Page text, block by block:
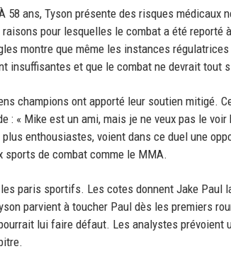
ans, Tyson présente des risques médicaux
pour lesquelles le combat a été reporté
montre que même les instances
insuffisantes et que le combat ne devrait tout
champions ont apporté leur soutien mitigé.
: « Mike est un ami, mais je ne veux pas le
enthousiastes, voient dans ce duel une
de combat comme le MMA.
paris sportifs. Les cotes donnent Jake Paul
parvient à toucher Paul dès les premiers
lui faire défaut. Les analystes prévoient